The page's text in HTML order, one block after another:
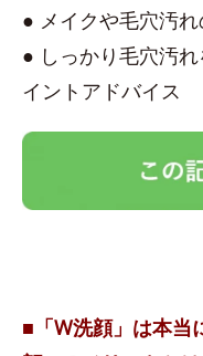
● メイクや毛穴汚
● しっかり毛穴汚
イントアドバイス
■「W洗顔」は本当